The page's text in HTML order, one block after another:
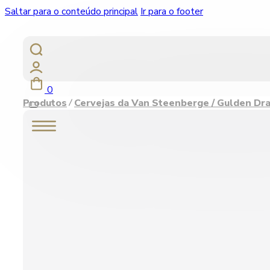
Saltar para o conteúdo principal Ir para o footer
0
Produtos
Cervejas da Van Steenberge / Gulden